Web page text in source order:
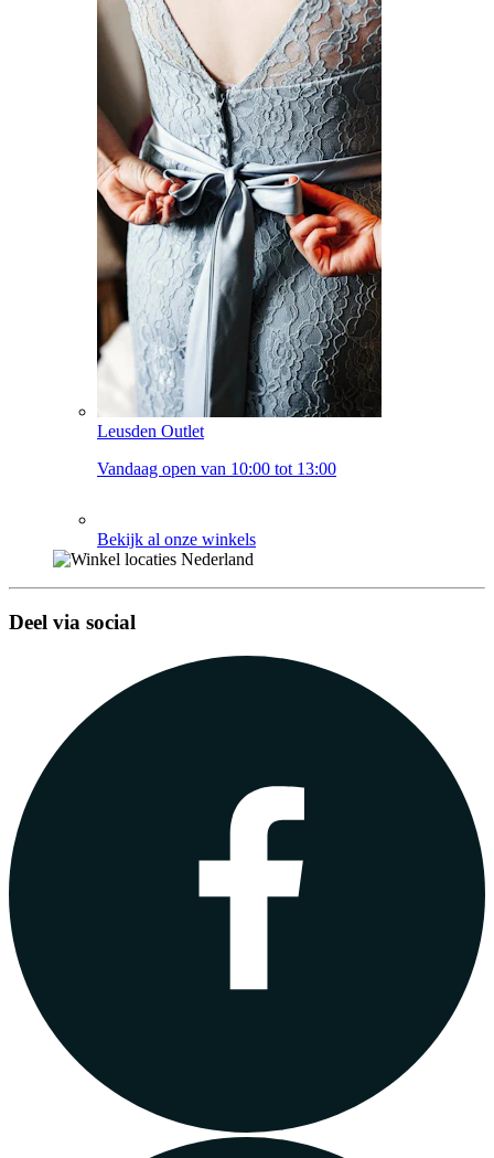
Leusden Outlet
Vandaag open van 10:00 tot 13:00
Bekijk al onze winkels
Deel via social